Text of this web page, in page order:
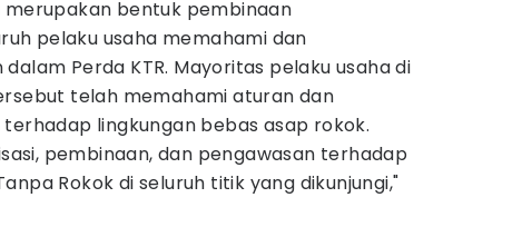
merupakan bentuk pembinaan
pelaku usaha memahami dan
Perda KTR. Mayoritas pelaku usaha di
telah memahami aturan dan
lingkungan bebas asap rokok.
pembinaan, dan pengawasan terhadap
Rokok di seluruh titik yang dikunjungi,"